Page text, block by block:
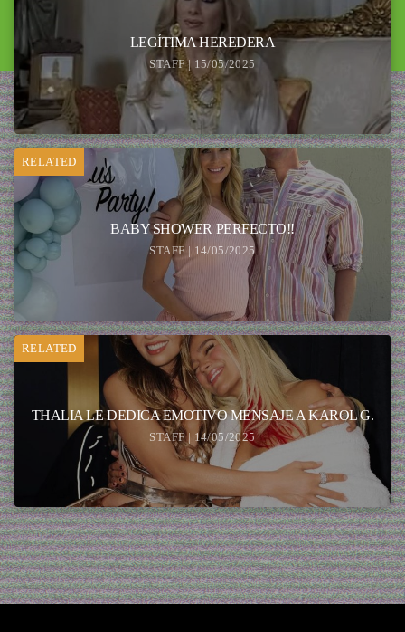
LEGÍTIMA HEREDERA
STAFF | 15/05/2025
RELATED
BABY SHOWER PERFECTO!!
STAFF | 14/05/2025
RELATED
THALIA LE DEDICA EMOTIVO MENSAJE A KAROL G.
STAFF | 14/05/2025